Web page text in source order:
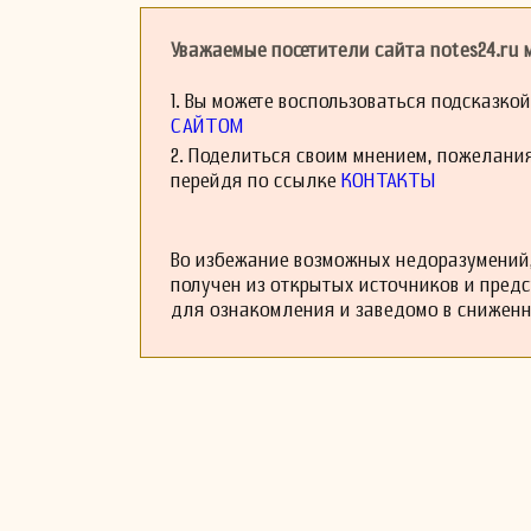
д'Альбер стал
записях
В музыкальном
концерта,
они не
д'Альбер был
Он скончался в
красивом
Уважаемые посетители сайта
1. Вы можете воспользоваться
САЙТОМ
2. Поделиться своим мнением,
перейдя по ссылке КОНТАКТЫ
Во избежание возможных
получен из открытых источников и
для ознакомления и заведомо в